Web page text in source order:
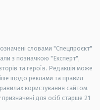
словами "Спецпроєкт"
з позначкою "Експерт",
та героїв. Редакція може
щодо реклами та правил
користування сайтом.
для осіб старше 21